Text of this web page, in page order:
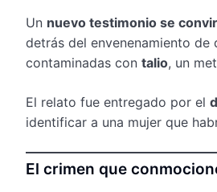
Un nuevo testimonio se
detrás del envenenamiento de
contaminadas con talio, un
El relato fue entregado por el
identificar a una mujer que
El crimen que